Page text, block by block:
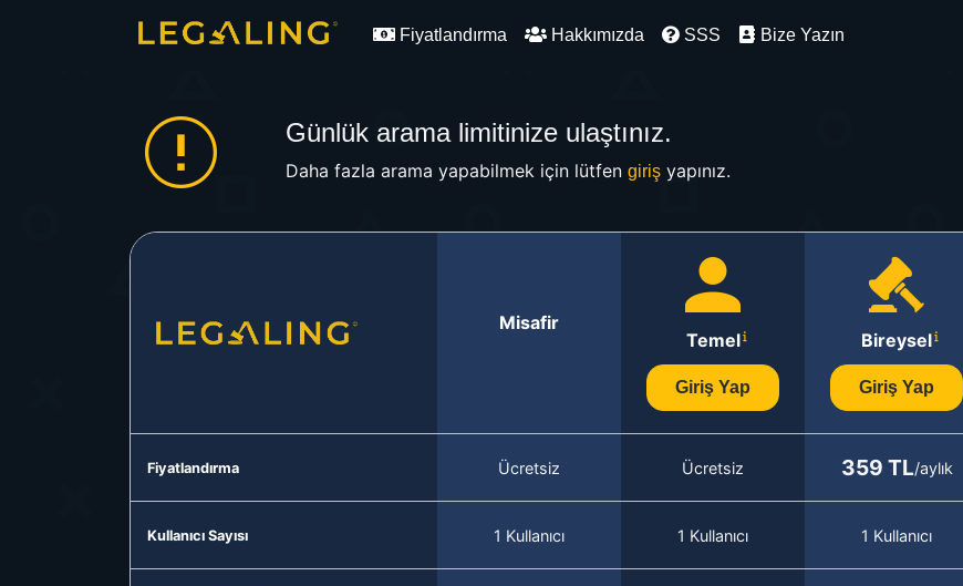
Fiyatlandırma Hakkımızda SSS Bize Yazın
Günlük arama limitinize ulaştınız.
Daha fazla arama yapabilmek için lütfen girişyapınız.
Misafir
Temel
Giriş Yap
Bireysel
Giriş Yap
Fiyatlandırma Ücretsiz Ücretsiz 359 TL/aylık
Kullanıcı Sayısı 1 Kullanıcı 1 Kullanıcı 1 Kullanıcı